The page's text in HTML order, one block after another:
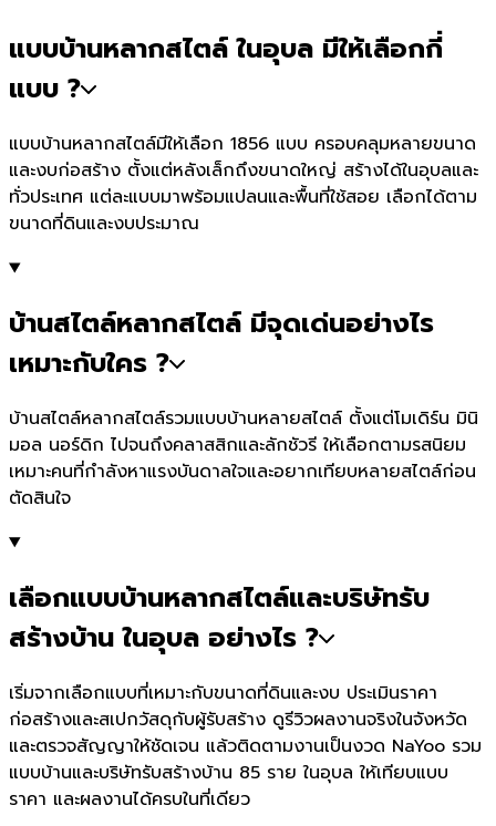
แบบบ้านหลากสไตล์ ในอุบล มีให้เลือกกี่
แบบ ?
แบบบ้านหลากสไตล์มีให้เลือก 1856 แบบ ครอบคลุมหลายขนาด
และงบก่อสร้าง ตั้งแต่หลังเล็กถึงขนาดใหญ่ สร้างได้ในอุบลและ
ทั่วประเทศ แต่ละแบบมาพร้อมแปลนและพื้นที่ใช้สอย เลือกได้ตาม
ขนาดที่ดินและงบประมาณ
บ้านสไตล์หลากสไตล์ มีจุดเด่นอย่างไร
เหมาะกับใคร ?
บ้านสไตล์หลากสไตล์รวมแบบบ้านหลายสไตล์ ตั้งแต่โมเดิร์น มินิ
มอล นอร์ดิก ไปจนถึงคลาสสิกและลักชัวรี ให้เลือกตามรสนิยม
เหมาะคนที่กำลังหาแรงบันดาลใจและอยากเทียบหลายสไตล์ก่อน
ตัดสินใจ
เลือกแบบบ้านหลากสไตล์และบริษัทรับ
สร้างบ้าน ในอุบล อย่างไร ?
เริ่มจากเลือกแบบที่เหมาะกับขนาดที่ดินและงบ ประเมินราคา
ก่อสร้างและสเปกวัสดุกับผู้รับสร้าง ดูรีวิวผลงานจริงในจังหวัด
และตรวจสัญญาให้ชัดเจน แล้วติดตามงานเป็นงวด NaYoo รวม
แบบบ้านและบริษัทรับสร้างบ้าน 85 ราย ในอุบล ให้เทียบแบบ
ราคา และผลงานได้ครบในที่เดียว